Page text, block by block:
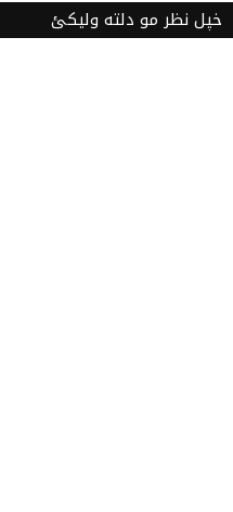
خپل نظر مو دلته ولیکئ